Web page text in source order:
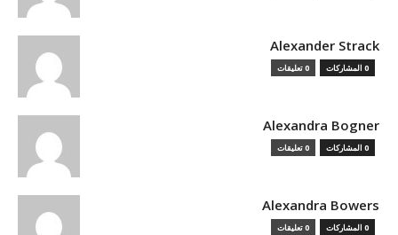
Alexander Strack
0 المشاركات 0 تعليقات
Alexandra Bogner
0 المشاركات 0 تعليقات
Alexandra Bowers
0 المشاركات 0 تعليقات